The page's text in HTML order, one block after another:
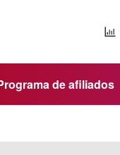
de afiliados